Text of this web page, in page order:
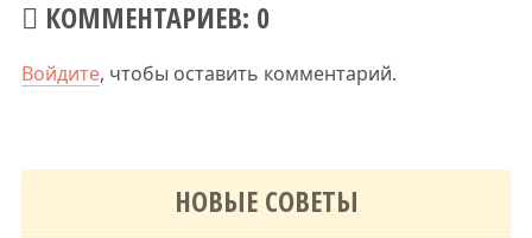
КОММЕНТАРИЕВ: 0
Войдите, чтобы оставить комментарий.
НОВЫЕ СОВЕТЫ